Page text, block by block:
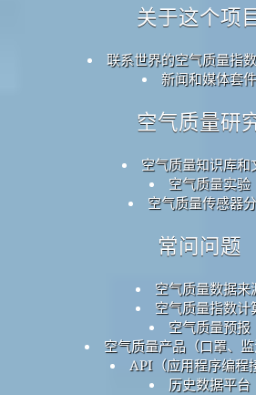
关于这个项
联系世界的空气质量指
新闻和媒体套
空气质量研
空气质量知识库和
空气质量实验
空气质量传感器
常问问题
空气质量数据来
空气质量指数计
空气质量预报
空气质量产品（口罩、
API（应用程序编程
历史数据平台